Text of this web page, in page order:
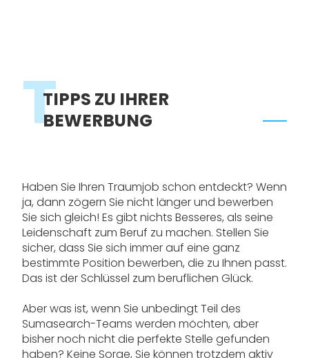
TTIPPS ZU IHRER
BEWERBUNG
Haben Sie Ihren Traumjob schon entdeckt? Wenn
ja, dann zögern Sie nicht länger und bewerben
Sie sich gleich! Es gibt nichts Besseres, als seine
Leidenschaft zum Beruf zu machen. Stellen Sie
sicher, dass Sie sich immer auf eine ganz
bestimmte Position bewerben, die zu Ihnen passt.
Das ist der Schlüssel zum beruflichen Glück.
Aber was ist, wenn Sie unbedingt Teil des
Sumasearch-Teams werden möchten, aber
bisher noch nicht die perfekte Stelle gefunden
haben? Keine Sorge, Sie können trotzdem aktiv